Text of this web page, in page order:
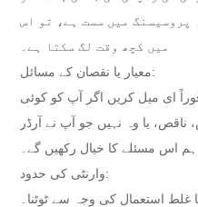
پروسیسنگ میں سست ہے، تو اس
میں کچھ وقت لگ سکتا ہے۔
معیار یا نقصان کے مسائل:
ای میل کریں اگر آپ کو کوئی
یا وہ نہیں جو آپ نے آرڈر
ہم اس مسئلے کا خیال رکھیں گے۔
وارنٹی کی حدود:
غلط استعمال کی وجہ سے ٹوٹنا۔